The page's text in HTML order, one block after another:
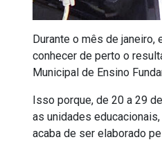
Durante o mês de janeiro,
conhecer de perto o
Municipal de Ensino
Isso porque, de 20 a 29
as unidades
acaba de ser elaborado